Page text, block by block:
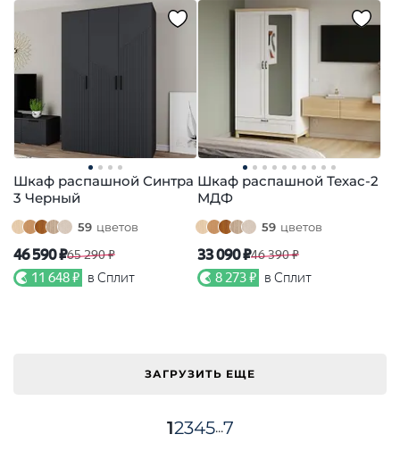
Шкаф распашной Синтра
3 Черный
59 цветов
46 590 ₽65 290 ₽
11 648 ₽ в Сплит
Шкаф распашной Техас-2
МДФ
59 цветов
33 090 ₽46 390 ₽
8 273 ₽ в Сплит
ЗАГРУЗИТЬ ЕЩЕ
12345...7